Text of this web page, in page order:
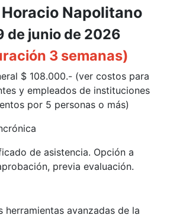
Horacio Napolitano
de junio de 2026
3 semanas)
$ 108.000.- (ver costos para
y empleados de instituciones
por 5 personas o más)
de asistencia. Opción a
previa evaluación.
herramientas avanzadas de la